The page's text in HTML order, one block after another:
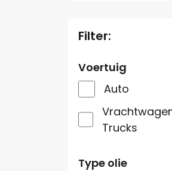
Filter:
Voertuig
Auto
Trucks
Type olie